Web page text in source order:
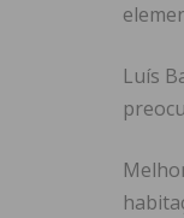
Luís